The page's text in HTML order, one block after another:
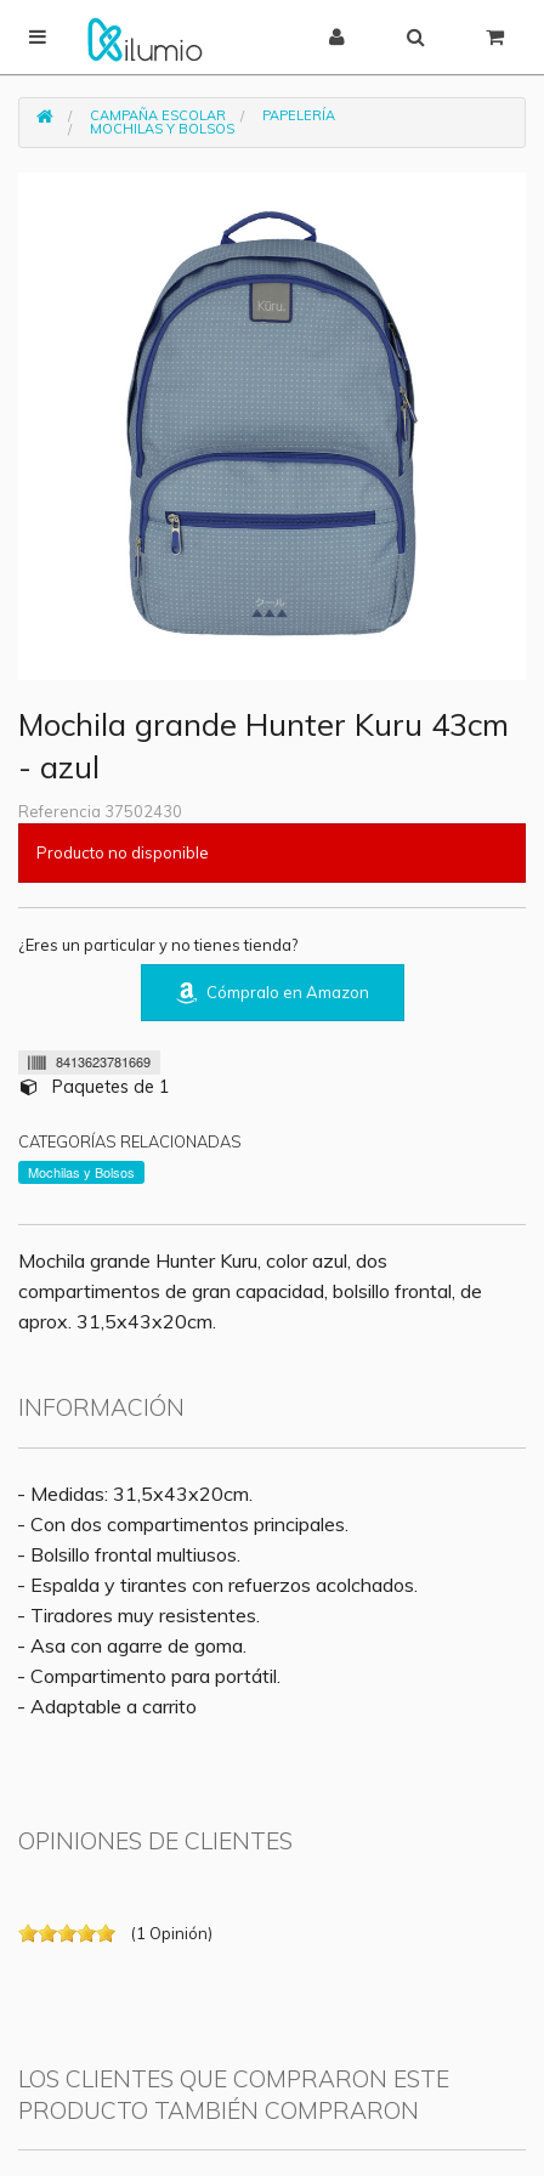
CAMPAÑA ESCOLAR PAPELERÍA
MOCHILAS Y BOLSOS
Mochila grande Hunter Kuru 43cm
- azul
Referencia 37502430
Producto no disponible
¿Eres un particular y no tienes tienda?
Cómpralo en Amazon
8413623781669
Paquetes de 1
CATEGORÍAS RELACIONADAS
Mochilas y Bolsos
Mochila grande Hunter Kuru, color azul, dos
compartimentos de gran capacidad, bolsillo frontal, de
aprox. 31,5x43x20cm.
INFORMACIÓN
- Medidas: 31,5x43x20cm.
- Con dos compartimentos principales.
- Bolsillo frontal multiusos.
- Espalda y tirantes con refuerzos acolchados.
- Tiradores muy resistentes.
- Asa con agarre de goma.
- Compartimento para portátil.
- Adaptable a carrito
OPINIONES DE CLIENTES
(1 Opinión)
LOS CLIENTES QUE COMPRARON ESTE
PRODUCTO TAMBIÉN COMPRARON